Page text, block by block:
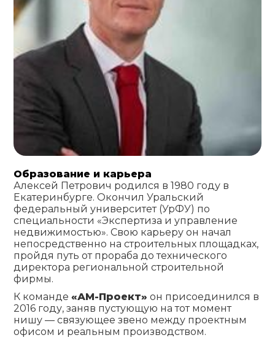
Образование и карьера
Алексей Петрович родился в 1980 году в
Екатеринбурге. Окончил Уральский
федеральный университет (УрФУ) по
специальности «Экспертиза и управление
недвижимостью». Свою карьеру он начал
непосредственно на строительных площадках,
пройдя путь от прораба до технического
директора региональной строительной
фирмы.
К команде«АМ-Проект» он присоединился в
2016 году, заняв пустующую на тот момент
нишу — связующее звено между проектным
офисом и реальным производством.